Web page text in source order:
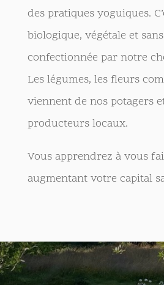
des pratiques yoguiques.
biologique, végétale et
confectionnée par notre
Les légumes, les fleurs
viennent de nos potagers
producteurs locaux.
Vous apprendrez à vous
augmentant votre capital